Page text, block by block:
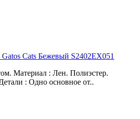
Cats Бежевый S2402EX051
Материал : Лен. Полиэстер.
: Одно основное от..